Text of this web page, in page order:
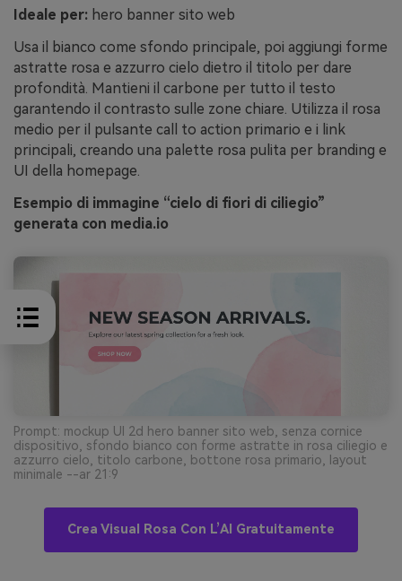
Ideale per: hero banner sito web
Usa il bianco come sfondo principale, poi aggiungi forme
astratte rosa e azzurro cielo dietro il titolo per dare
profondità. Mantieni il carbone per tutto il testo
garantendo il contrasto sulle zone chiare. Utilizza il rosa
medio per il pulsante call to action primario e i link
principali, creando una palette rosa pulita per branding e
UI della homepage.
Esempio di immagine “cielo di fiori di ciliegio”
generata con media.io
Prompt: mockup UI 2d hero banner sito web, senza cornice
dispositivo, sfondo bianco con forme astratte in rosa ciliegio e
azzurro cielo, titolo carbone, bottone rosa primario, layout
minimale --ar 21:9
Crea Visual Rosa Con L’AI Gratuitamente